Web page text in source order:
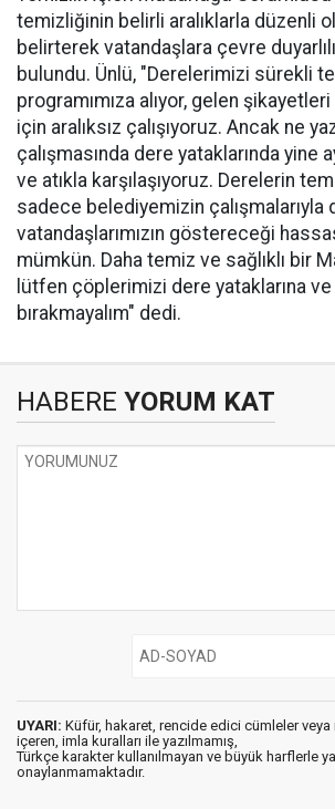
temizliğinin belirli aralıklarla düzenli
belirterek vatandaşlara çevre
bulundu. Ünlü, "Derelerimizi sürekli
programımıza alıyor, gelen
için aralıksız çalışıyoruz. Ancak ne
çalışmasında dere yataklarında yine
ve atıkla karşılaşıyoruz. Derelerin
sadece belediyemizin çalışmalarıyla
vatandaşlarımızın göstereceği
mümkün. Daha temiz ve sağlıklı bir
lütfen çöplerimizi dere yataklarına
bırakmayalım" dedi.
HABERE YORUM KAT
UYARI: Küfür, hakaret, rencide edici cümleler veya
içeren, imla kuralları ile yazılmamış,
Türkçe karakter kullanılmayan ve büyük harflerle
onaylanmamaktadır.